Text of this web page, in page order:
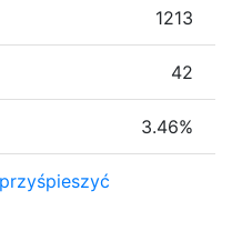
1213
42
3.46%